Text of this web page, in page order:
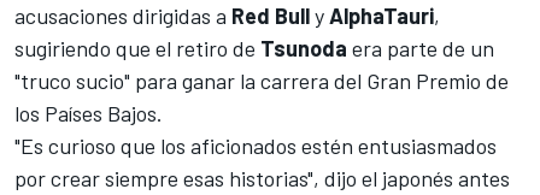
acusaciones dirigidas a Red BullyAlphaTauri,
sugiriendo que el retiro de Tsunoda era parte de un
"truco sucio" para ganar la carrera del Gran Premio de
los Países Bajos.
"Es curioso que los aficionados estén entusiasmados
por crear siempre esas historias", dijo el japonés antes